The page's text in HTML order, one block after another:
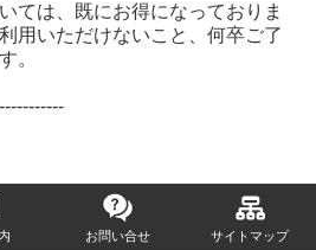
ては、既にお得になっておりま
用いただけないこと、何卒ご了
。
お問い合せ サイトマップ